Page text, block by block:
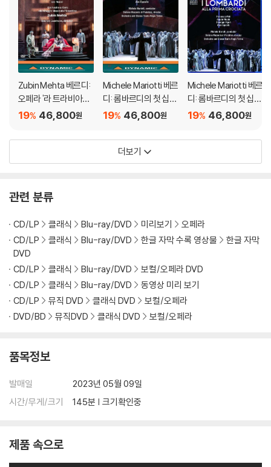
가하니 최신 소프트웨어로 업데이트된 DVD/BD 전용 기기에서 재생하실
것을 권유해 드립니다.
2) 정전기와 먼지로 인해 재생이 원활하지 않은 경우가 있습니다. 디스크
를 마른 천으로 닦으시거나, DVD 클리너 등 전용 제품을 이용하면 대부분
해결됩니다.
3) 일부 PC 연결형 ODD의 경우 호환 상의 문제로 정상적인 디스크도 재
생이 불가능한 경우가 있습니다. 독립형 전용 플레이어 사용을 권장드리
며, ODD 사용으로 인한 재생 불량의 경우 교환 시에도 동일한 오류가 발
생할 수 있음을 알려드립니다.
로 인한 반품/교환이 가능합니다.
※ 교환/반품 안내
1) 불량으로 인한 교환/반품 요청 시에는 불량 확인을 위해 개봉 시의 동영
상을 요청할 수 있으며, 동영상이 없는 경우 교환/반품이 제한될 수 있습니
다.
관련 사진과 동영상 및 재생 기기 모델명을 첨부하여 첨부하여 고객센터에
문의 바랍니다.
2) 사양 오인지, 오 구매, 변심 사유로의 반품은 제품 개봉 전에만 운임비
이동 과정에서의 손상이 발생하면, 재 판매가 어려우므로 신중한 구매 선
4) 한정판 상품의 변심, 오구매로 인한 반품은 회송된 상품의 상태 확인 후
진행이 가능합니다. 택배 이동 중 파손이 발생하지 않도록 완충 포장을 부
Zubin Mehta 베르디:
오페라 '라 트라비아타'
(Verdi: La traviata)
46,800원
19%
Michele Mariotti 베르
디: 롬바르디의 첫 십자
군 (Verdi: I Lombardi
46,800원
19%
Michele Mariotti 베르
디: 롬바르디의 첫 십자
군 (Verdi: I Lombardi
46,800원
19%
더보기
관련 분류
CD/LP 클래식 Blu-ray/DVD 미리보기
오페라
CD/LP
클래식 Blu-ray/DVD 한글 자막 수록 영상물
한글 자막
DVD
CD/LP
클래식 Blu-ray/DVD
보컬/오페라 DVD
CD/LP
클래식 Blu-ray/DVD
동영상 미리 보기
CD/LP
뮤직 DVD 클래식 DVD
보컬/오페라
DVD/BD
뮤직DVD 클래식 DVD 보컬/오페라
품목정보
발매일
2023년 05월 09일
시간/무게/크기
145분 | 크기확인중
제품 속으로